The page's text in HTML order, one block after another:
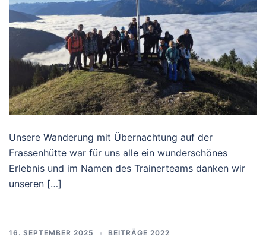
Unsere Wanderung mit Übernachtung auf der
Frassenhütte war für uns alle ein wunderschönes
Erlebnis und im Namen des Trainerteams danken wir
unseren […]
16. SEPTEMBER 2025 BEITRÄGE 2022